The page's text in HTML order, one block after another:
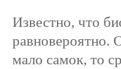
Известно, что
равновероятно.
мало самок, то